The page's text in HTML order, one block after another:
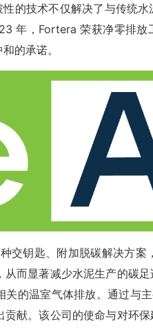
的技术不仅解决了与传统
年，Fortera 荣获净零排
的承诺。
交钥匙、附加脱碳解决方
而显著减少水泥生产的碳
关的温室气体排放。通过与
献。该公司的使命与对环